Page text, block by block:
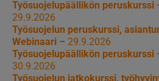
Työsuojelupäällikön peruskurssi
29.9.2026
Työsuojelun peruskurssi,
Webinaari – 29.9.2026
Työsuojelupäällikön peruskurssi
30.9.2026
Työsuojelun jatkokurssi,